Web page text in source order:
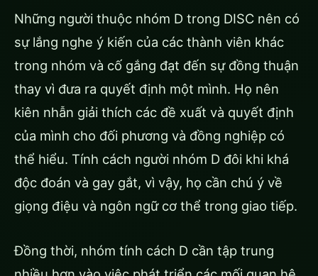
Những người thuộc nhóm D trong DISC nên có
sự lắng nghe ý kiến ​​của các thành viên khác
trong nhóm và cố gắng đạt đến sự đồng thuận
thay vì đưa ra quyết định một mình. Họ nên
kiên nhẫn giải thích các đề xuất và quyết định
của mình cho đối phương và đồng nghiệp có
thể hiểu. Tính cách người nhóm D đôi khi khá
độc đoán và gay gắt, vì vậy, họ cần chú ý về
giọng điệu và ngôn ngữ cơ thể trong giao tiếp.
Đồng thời, nhóm tính cách D cần tập trung